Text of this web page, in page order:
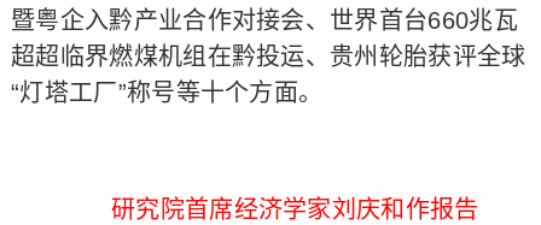
暨粤企入黔产业合作对接会、世界首台660兆瓦
超超临界燃煤机组在黔投运、贵州轮胎获评全球
“灯塔工厂”称号等十个方面。
研究院首席经济学家刘庆和作报告